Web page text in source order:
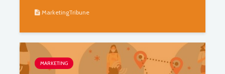
MarketingTribune
MARKETING